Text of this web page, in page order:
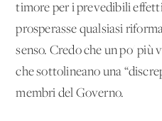
timore per i prevedibili
prosperasse qualsiasi
senso. Credo che un po' più
che sottolineano una
membri del Governo.